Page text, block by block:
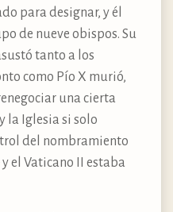
para designar, y él
de nueve obispos. Su
tanto a los
como Pío X murió,
una cierta
la Iglesia si solo
del nombramiento
el Vaticano II estaba